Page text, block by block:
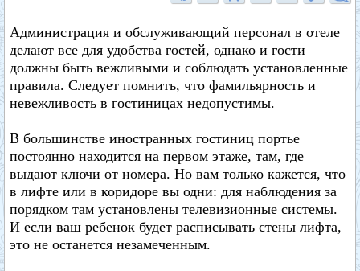
Администрация и обслуживающий персонал в отеле
делают все для удобства гостей, однако и гости
должны быть вежливыми и соблюдать установленные
правила. Следует помнить, что фамильярность и
невежливость в гостиницах недопустимы.
В большинстве иностранных гостиниц портье
постоянно находится на первом этаже, там, где
выдают ключи от номера. Но вам только кажется, что
в лифте или в коридоре вы одни: для наблюдения за
порядком там установлены телевизионные системы.
И если ваш ребенок будет расписывать стены лифта,
это не останется незамеченным.